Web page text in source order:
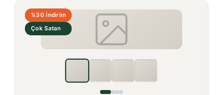
%30 İndirim
Çok Satan